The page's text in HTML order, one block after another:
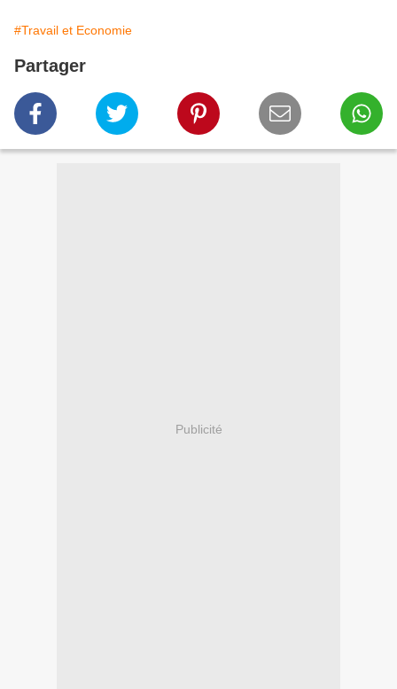
#Travail et Economie
Partager
Publicité